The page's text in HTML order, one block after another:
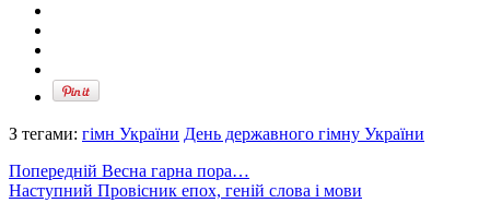
З тегами: гімн України День державного гімну України
Попередній Весна гарна пора…
Наступний Провісник епох, геній слова і мови